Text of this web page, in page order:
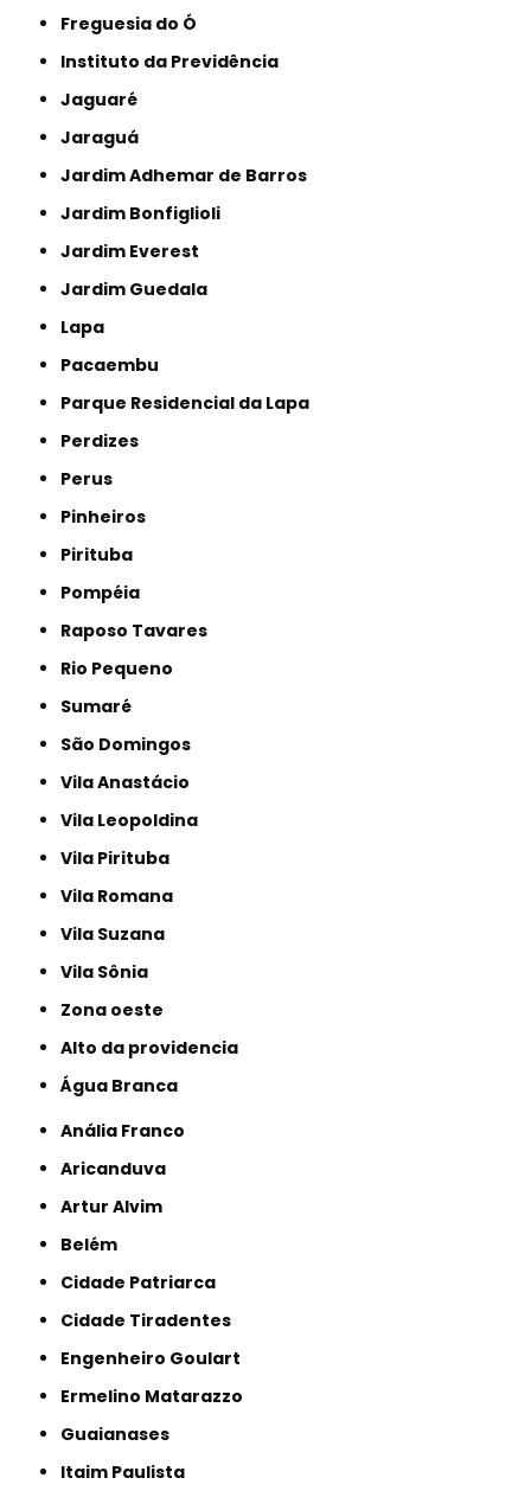
Freguesia do Ó
Instituto da Previdência
Jaguaré
Jaraguá
Jardim Adhemar de Barros
Jardim Bonfiglioli
Jardim Everest
Jardim Guedala
Lapa
Pacaembu
Parque Residencial da Lapa
Perdizes
Perus
Pinheiros
Pirituba
Pompéia
Raposo Tavares
Rio Pequeno
Sumaré
São Domingos
Vila Anastácio
Vila Leopoldina
Vila Pirituba
Vila Romana
Vila Suzana
Vila Sônia
Zona oeste
alto da providencia
Água Branca
Anália Franco
Aricanduva
Artur Alvim
Belém
Cidade Patriarca
Cidade Tiradentes
Engenheiro Goulart
Ermelino Matarazzo
Guaianases
Itaim Paulista